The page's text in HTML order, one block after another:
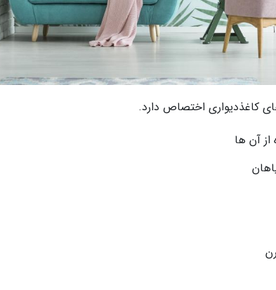
کاغذدیواری اختصاص دارد.
از آن ها